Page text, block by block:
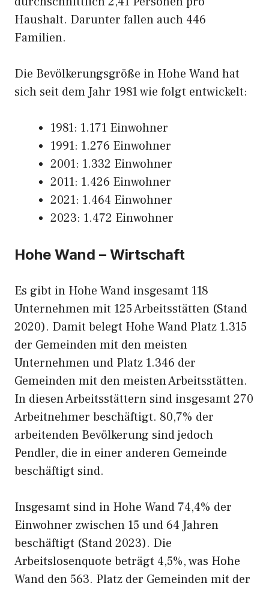
Haushalt. Darunter fallen auch 446
Familien.
Die Bevölkerungsgröße in Hohe Wand hat
sich seit dem Jahr 1981 wie folgt entwickelt:
1981: 1.171 Einwohner
1991: 1.276 Einwohner
2001: 1.332 Einwohner
2011: 1.426 Einwohner
2021: 1.464 Einwohner
2023: 1.472 Einwohner
Hohe Wand – Wirtschaft
Es gibt in Hohe Wand insgesamt 118
Unternehmen mit 125 Arbeitsstätten (Stand
2020). Damit belegt Hohe Wand Platz 1.315
der Gemeinden mit den meisten
Unternehmen und Platz 1.346 der
Gemeinden mit den meisten Arbeitsstätten.
In diesen Arbeitsstättern sind insgesamt 270
Arbeitnehmer beschäftigt. 80,7% der
arbeitenden Bevölkerung sind jedoch
Pendler, die in einer anderen Gemeinde
beschäftigt sind.
Insgesamt sind in Hohe Wand 74,4% der
Einwohner zwischen 15 und 64 Jahren
beschäftigt (Stand 2023). Die
Arbeitslosenquote beträgt 4,5%, was Hohe
Wand den 563. Platz der Gemeinden mit der